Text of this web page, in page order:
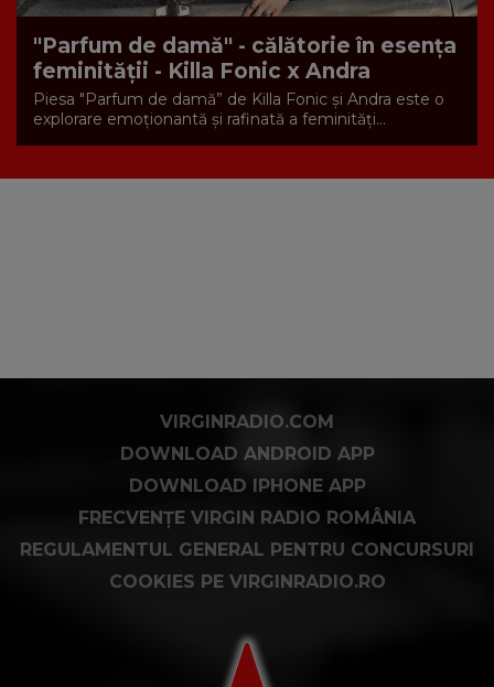
"Parfum de damă" - călătorie în esența
feminității - Killa Fonic x Andra
Piesa "Parfum de damă” de Killa Fonic și Andra este o
explorare emoționantă și rafinată a feminități...
VIRGINRADIO.COM
DOWNLOAD ANDROID APP
DOWNLOAD IPHONE APP
FRECVENȚE VIRGIN RADIO ROMÂNIA
REGULAMENTUL GENERAL PENTRU CONCURSURI
COOKIES PE VIRGINRADIO.RO